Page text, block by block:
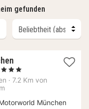
gefunden
Sterne
· 7.2 Km von
München